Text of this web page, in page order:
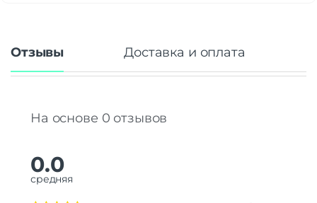
Отзывы Доставка и оплата
На основе 0 отзывов
0.0
средняя